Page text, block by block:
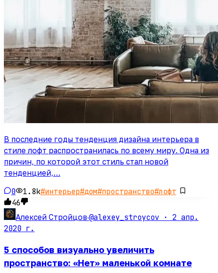
В последние годы тенденция дизайна интерьера в
стиле лофт распространилась по всему миру. Одна из
причин, по которой этот стиль стал новой
тенденцией,…
0 1.8k#интерьер#дом#пространство#лофт
46
Алексей Стройцов·@alexey_stroycov · 2 апр.
2020 г.
5 способов визуально увеличить
пространство: «Нет» маленькой комнате